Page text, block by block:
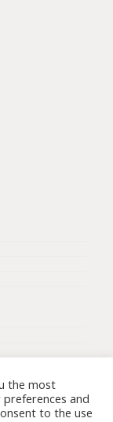
the most
and
to the use